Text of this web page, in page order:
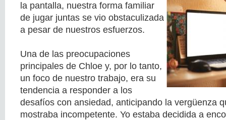
la pantalla, nuestra forma familiar
de jugar juntas se vio obstaculizada
a pesar de nuestros esfuerzos.
Una de las preocupaciones
principales de Chloe y, por lo tanto,
un foco de nuestro trabajo, era su
tendencia a responder a los
desafíos con ansiedad, anticipando la vergüenza
mostraba incompetente. Yo estaba decidida a